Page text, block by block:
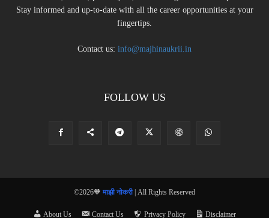
Stay informed and up-to-date with all the career opportunities at your
fingertips.
Contact us: info@majhinaukrii.in
FOLLOW US
©2026🧡 माझी नोकरी| All Rights Reserved
About Us Contact Us Privacy Policy Disclaimer